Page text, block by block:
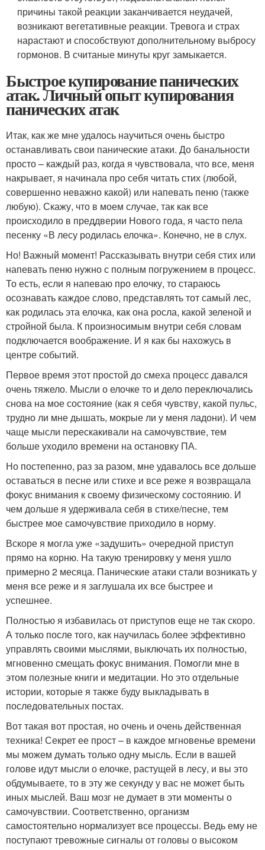
причины такой реакции заканчивается неудачей,
возникают вегетативные реакции. Тревога и страх
нарастают и способствуют дополнительному выбросу
гормонов. В считаные минуты круг замыкается.
Быстрое купирование панических
атак. Личный опыт купирования
панических атак
Итак, как же мне удалось научиться очень быстро
останавливать свои панические атаки. До банальности
просто – каждый раз, когда я чувствовала, что все, меня
накрывает, я начинала про себя читать стих (любой,
совершенно неважно какой) или напевать пеню (также
любую). Скажу, что в моем случае, так как все
происходило в преддверии Нового года, я часто пела
песенку «В лесу родилась елочка». Конечно, не в слух.
Но! Важный момент! Рассказывать внутри себя стих или
напевать пеню нужно с полным погружением в процесс.
То есть, если я напеваю про елочку, то стараюсь
осознавать каждое слово, представлять тот самый лес,
как родилась эта елочка, как она росла, какой зеленой и
стройной была. К произносимым внутри себя словам
подключается воображение. И я как бы нахожусь в
центре событий.
Первое время этот простой до смеха процесс давался
очень тяжело. Мысли о елочке то и дело переключались
снова на мое состояние (как я себя чувству, какой пульс,
трудно ли мне дышать, мокрые ли у меня ладони). И чем
чаще мысли перескакивали на самочувствие, тем
больше уходило времени на остановку ПА.
Но постепенно, раз за разом, мне удавалось все дольше
оставаться в песне или стихе и все реже я возвращала
фокус внимания к своему физическому состоянию. И
чем дольше я удерживала себя в стихе/песне, тем
быстрее мое самочувствие приходило в норму.
Вскоре я могла уже «задушить» очередной приступ
прямо на корню. На такую тренировку у меня ушло
примерно 2 месяца. Панические атаки стали возникать у
меня все реже и я заглушала их все быстрее и
успешнее.
Полностью я избавилась от приступов еще не так скоро.
А только после того, как научилась более эффективно
управлять своими мыслями, выключать их полностью,
мгновенно смещать фокус внимания. Помогли мне в
этом полезные книги и медитации. Но это отдельные
истории, которые я также буду выкладывать в
последовательных постах.
Вот такая вот простая, но очень и очень действенная
техника! Секрет ее прост – в каждое мгновенье времени
мы можем думать только одну мысль. Если в вашей
голове идут мысли о елочке, растущей в лесу, и вы это
обдумываете, то в эту же секунду у вас не может быть
иных мыслей. Ваш мозг не думает в эти моменты о
самочувствии. Соответственно, организм
самостоятельно нормализует все процессы. Ведь ему не
поступают тревожные сигналы от головы о высоком